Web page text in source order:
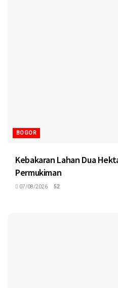
BOGOR
Kebakaran Lahan Dua
Permukiman
07/08/2026 52